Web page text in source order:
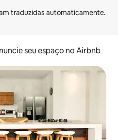
seu espaço no Airbnb